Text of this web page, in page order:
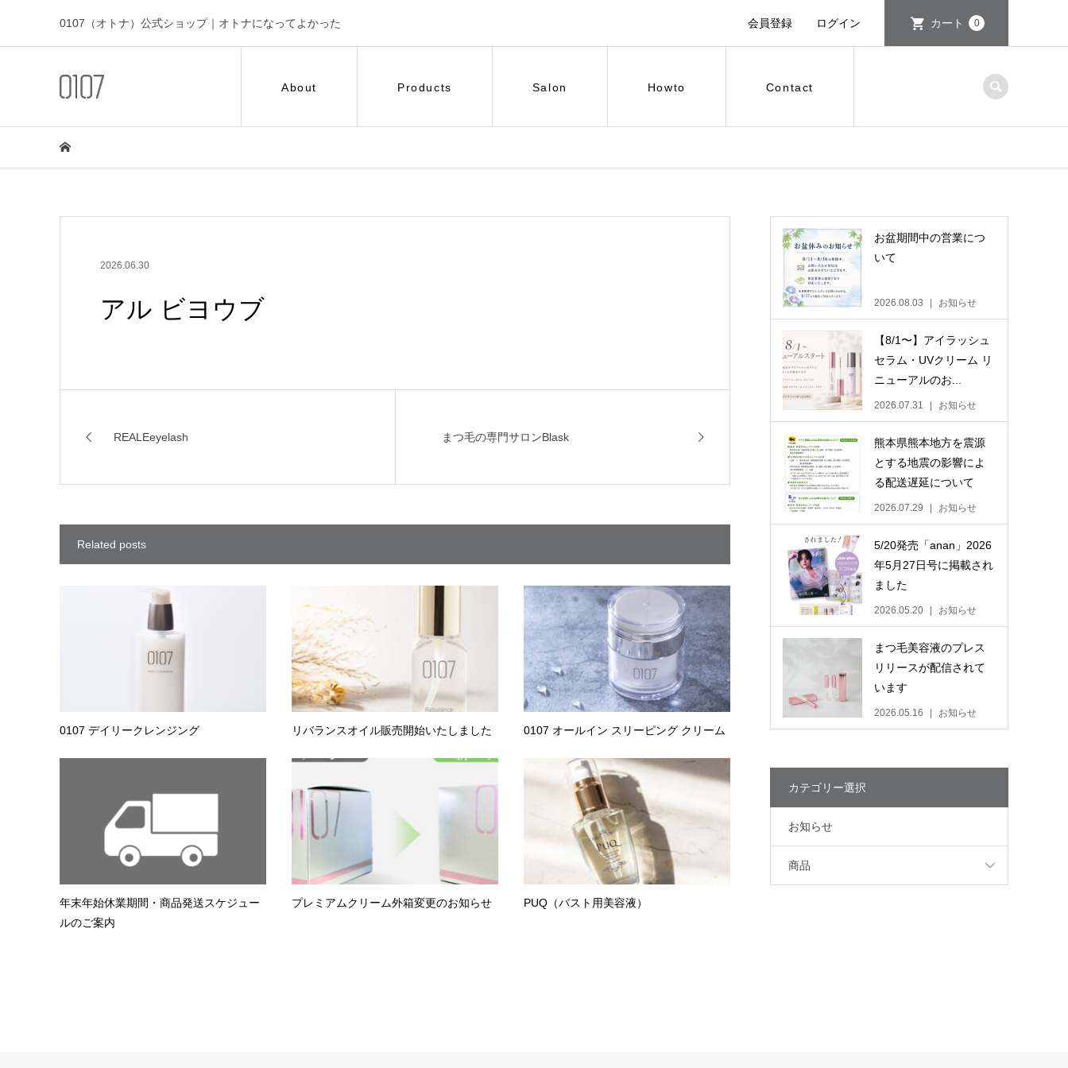
0107（オトナ）公式ショップ｜オトナになってよかった 会員登録 ログイン カート 0
About Products Salon Howto Contact
2026.06.30
アル ビヨウブ
REALEeyelash まつ毛の専門サロンBlask
Related posts
0107 デイリークレンジング リバランスオイル販売開始いたしました 0107 オールイン スリーピング クリーム
年末年始休業期間・商品発送スケジュー
ルのご案内
プレミアムクリーム外箱変更のお知らせ PUQ（バスト用美容液）
お盆期間中の営業につ
いて
2026.08.03 お知らせ
【8/1〜】アイラッシュ
セラム・UVクリーム リ
ニューアルのお...
2026.07.31 お知らせ
熊本県熊本地方を震源
とする地震の影響によ
る配送遅延について
2026.07.29 お知らせ
5/20発売「anan」2026
年5月27日号に掲載され
ました
2026.05.20 お知らせ
まつ毛美容液のプレス
リリースが配信されて
います
2026.05.16 お知らせ
カテゴリー選択
お知らせ
商品